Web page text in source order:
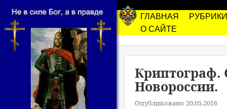
ГЛАВНАЯ
РУБРИКИ
О САЙТЕ
Криптограф.
Новороссии.
Опубликовано 20.05.2016